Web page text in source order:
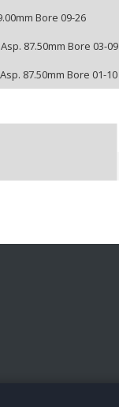
Bore 09-26
87.50mm Bore 03-09
87.50mm Bore 01-10